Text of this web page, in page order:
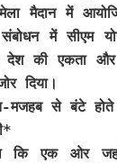
मैदान में
में सीएम
देश की एकता
दिया।
मजहब से बंटे
कि एक ओर